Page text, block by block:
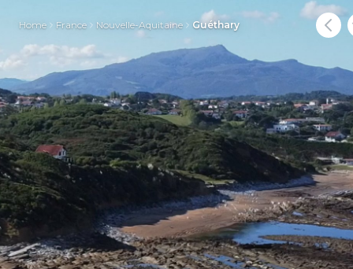
Home France Nouvelle-Aquitaine Guéthary